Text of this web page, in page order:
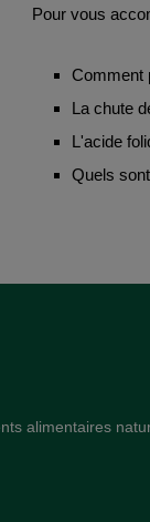
Pour vous
Comment
La chute
L'acide
Quels
alimentaires